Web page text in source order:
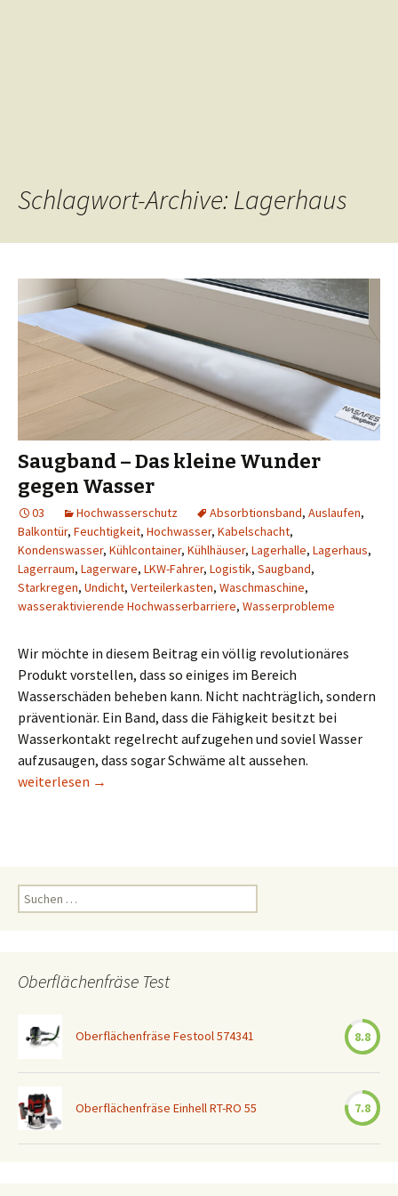
Schlagwort-Archive: Lagerhaus
Saugband – Das kleine Wunder
gegen Wasser
03 Hochwasserschutz Absorbtionsband, Auslaufen,
Balkontür, Feuchtigkeit, Hochwasser, Kabelschacht,
Kondenswasser, Kühlcontainer, Kühlhäuser, Lagerhalle, Lagerhaus,
Lagerraum, Lagerware, LKW-Fahrer, Logistik, Saugband,
Starkregen, Undicht, Verteilerkasten, Waschmaschine,
wasseraktivierende Hochwasserbarriere, Wasserprobleme
Wir möchte in diesem Beitrag ein völlig revolutionäres
Produkt vorstellen, dass so einiges im Bereich
Wasserschäden beheben kann. Nicht nachträglich, sondern
präventionär. Ein Band, dass die Fähigkeit besitzt bei
Wasserkontakt regelrecht aufzugehen und soviel Wasser
aufzusaugen, dass sogar Schwäme alt aussehen.
Saugband – Das kleine Wunder gegen Wasser
weiterlesen →
Suchen
nach:
Oberflächenfräse Test
Oberflächenfräse Festool 574341 8.8
Oberflächenfräse Einhell RT-RO 55 7.8